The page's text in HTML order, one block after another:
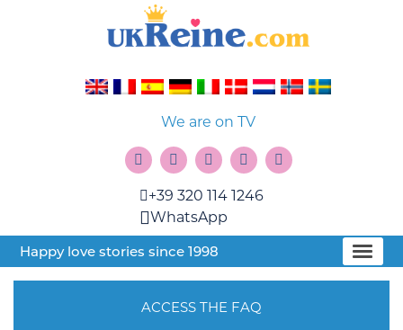
We are on TV
+39 320 114 1246
WhatsApp
Happy love stories since 1998
ACCESS THE FAQ